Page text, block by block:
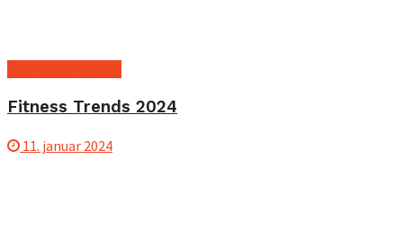
Fitness Trends 2024
11. januar 2024